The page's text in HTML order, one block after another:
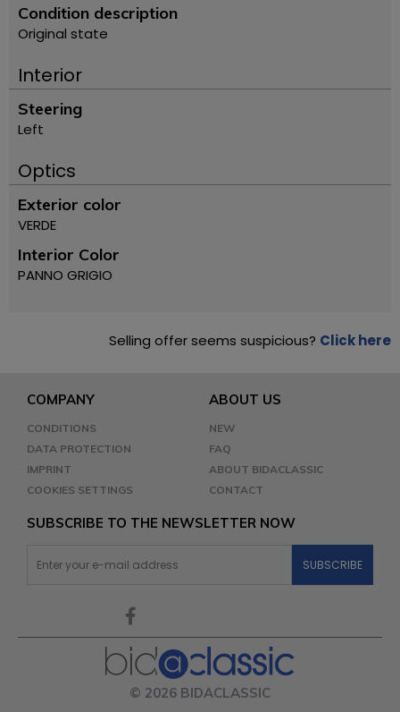
Condition description
Original state
Interior
Steering
Left
Optics
Exterior color
VERDE
Interior Color
PANNO GRIGIO
Selling offer seems suspicious? Click here
COMPANY
CONDITIONS
DATA PROTECTION
IMPRINT
COOKIES SETTINGS
ABOUT US
NEW
FAQ
ABOUT BIDACLASSIC
CONTACT
SUBSCRIBE TO THE NEWSLETTER NOW
© 2026 BIDACLASSIC